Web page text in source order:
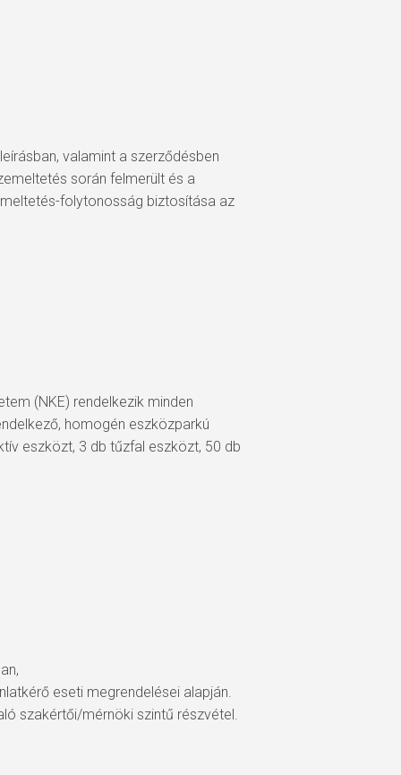
valamint a szerződésben
során felmerült és a
folytonosság biztosítása az
(NKE) rendelkezik minden
homogén eszközparkú
eszközt, 3 db tűzfal eszközt, 50 db
eseti megrendelései alapján.
szakértői/mérnöki szintű részvétel.